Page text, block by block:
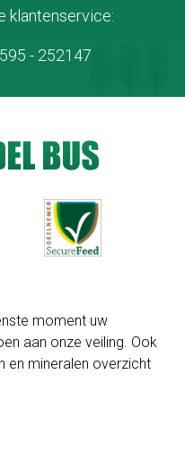
klantenservice:
- 252147
moment uw
aan onze veiling. Ook
en mineralen overzicht